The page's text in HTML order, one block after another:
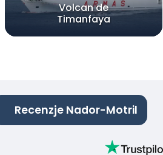
Volcan de
Timanfaya
Recenzje Nador-Motril